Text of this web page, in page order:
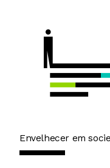
Envelhecer em